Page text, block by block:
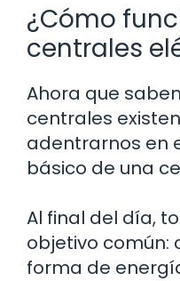
¿Cómo
centrales
Ahora que
centrales
adentrarnos en
básico de una
Al final del día,
objetivo común:
forma de